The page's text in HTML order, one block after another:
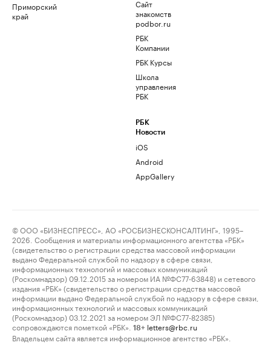
Приморский
край
Сайт
знакомств
podbor.ru
РБК
Компании
РБК Курсы
Школа
управления
РБК
РБК
Новости
iOS
Android
AppGallery
© ООО «БИЗНЕСПРЕСС», АО «РОСБИЗНЕСКОНСАЛТИНГ», 1995–
2026. Сообщения и материалы информационного агентства «РБК»
(свидетельство о регистрации средства массовой информации
выдано Федеральной службой по надзору в сфере связи,
информационных технологий и массовых коммуникаций
(Роскомнадзор) 09.12.2015 за номером ИА №ФС77-63848) и сетевого
издания «РБК» (свидетельство о регистрации средства массовой
информации выдано Федеральной службой по надзору в сфере связи,
информационных технологий и массовых коммуникаций
(Роскомнадзор) 03.12.2021 за номером ЭЛ №ФС77-82385)
сопровождаются пометкой «РБК».
18+ letters@rbc.ru
Владельцем сайта является информационное агентство «РБК».